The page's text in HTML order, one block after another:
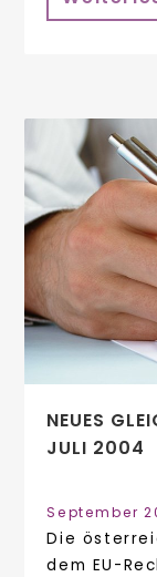
NEUES
JULI 2004
September
Die
dem EU-